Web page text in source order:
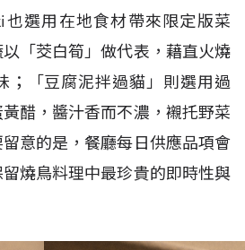
也選用在地食材帶來限定版菜
「茭白筍」做代表，藉直火燒
；「豆腐泥拌過貓」則選用過
醋，醬汁香而不濃，襯托野菜
意的是，餐廳每日供應品項會
燒鳥料理中最珍貴的即時性與